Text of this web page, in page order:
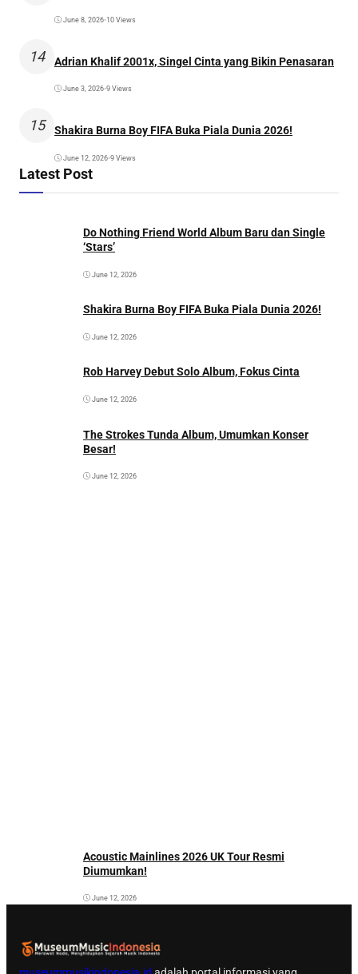
June 8, 2026•10 Views
14 Adrian Khalif 2001x, Singel Cinta yang Bikin Penasaran
June 3, 2026•9 Views
15 Shakira Burna Boy FIFA Buka Piala Dunia 2026!
June 12, 2026•9 Views
Latest Post
Do Nothing Friend World Album Baru dan Single
‘Stars’
June 12, 2026
Shakira Burna Boy FIFA Buka Piala Dunia 2026!
June 12, 2026
Rob Harvey Debut Solo Album, Fokus Cinta
June 12, 2026
The Strokes Tunda Album, Umumkan Konser
Besar!
June 12, 2026
Acoustic Mainlines 2026 UK Tour Resmi
Diumumkan!
June 12, 2026